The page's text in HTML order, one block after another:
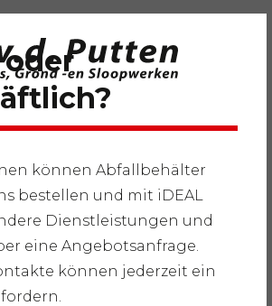
" Abfallbehälter "Sauberer
3m3
können Abfallbehälter
bestellen und mit iDEAL
Dienstleistungen und
eine Angebotsanfrage.
können jederzeit ein